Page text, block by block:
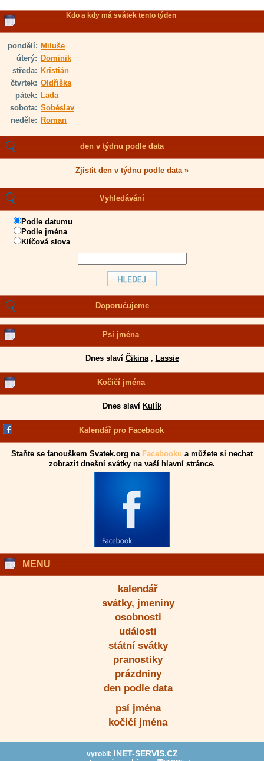
Kdo a kdy má svátek tento týden
pondělí: Miluše
úterý: Dominik
středa: Kristián
čtvrtek: Oldřiška
pátek: Lada
sobota: Soběslav
neděle: Roman
den v týdnu podle data
Zjistit den v týdnu podle data »
Vyhledávání
Podle datumu
Podle jména
Klíčová slova
Doporučujeme
Psí jména
Dnes slaví Čikina, Lassie
Kočičí jména
Dnes slaví Kulík
Kalendář pro Facebook
Staňte se fanouškem Svatek.org na Facebooku a můžete si nechat
zobrazit dnešní svátky na vaší hlavní stránce.
MENU
kalendář
svátky, jmeniny
osobnosti
události
státní svátky
pranostiky
prázdniny
den podle data
psí jména
kočičí jména
vyrobil:
INET-SERVIS.CZ